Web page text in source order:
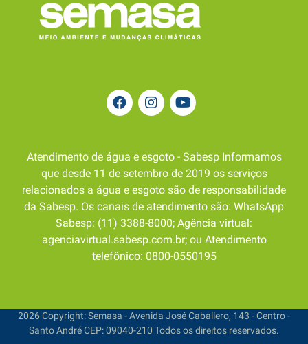
Atendimento de água e esgoto - Sabesp Informamos
que desde 11 de setembro de 2019 os serviços
relacionados a água e esgoto são de responsabilidade
da Sabesp. Os canais de atendimento são: WhatsApp
Sabesp: (11) 3388-8000; Agência virtual:
agenciavirtual.sabesp.com.br; ou Atendimento
telefônico: 0800-0550195
2026 Copyright: Semasa - Avenida José Caballero, 143 - Centro -
Santo André CEP: 09040-210 Todos os direitos reservados.